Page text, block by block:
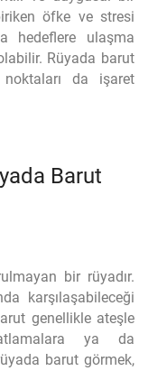
öfke ve stresi
hedeflere ulaşma
Rüyada barut
da işaret
Barut
bir rüyadır.
karşılaşabileceği
genellikle ateşle
ya da
barut görmek,